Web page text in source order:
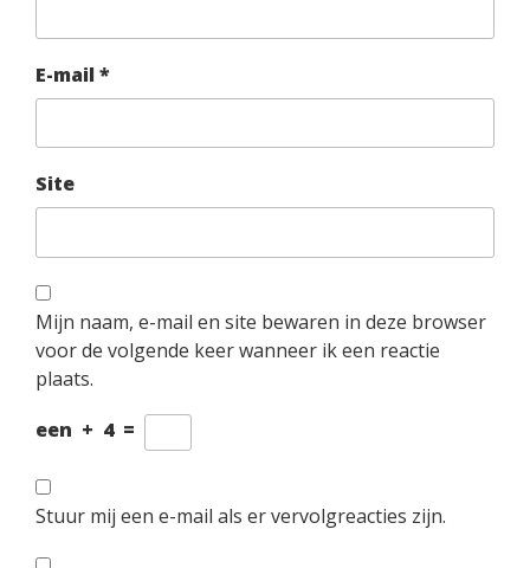
E-mail *
Site
Mijn naam, e-mail en site bewaren in deze browser
voor de volgende keer wanneer ik een reactie
plaats.
een + 4 =
Stuur mij een e-mail als er vervolgreacties zijn.